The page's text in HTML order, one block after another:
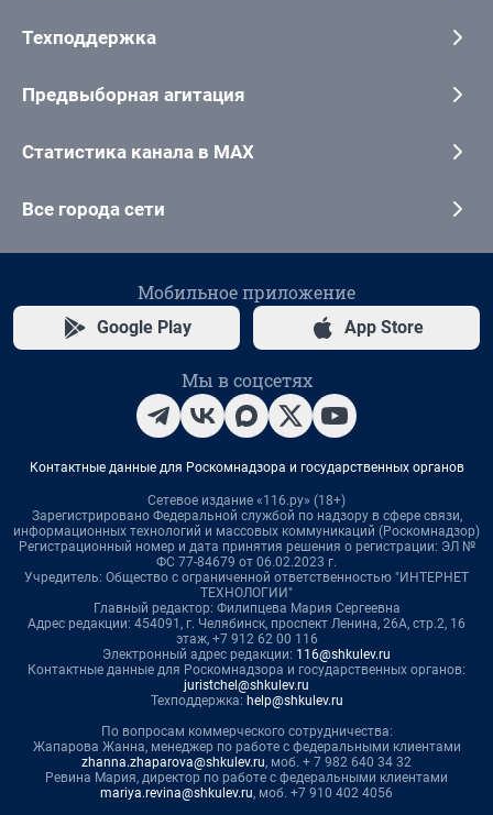
Техподдержка
Предвыборная агитация
Статистика канала в MAX
Все города сети
Мобильное приложение
Google Play App Store
Мы в соцсетях
Контактные данные для Роскомнадзора и государственных органов
Сетевое издание «116.ру» (18+)
Зарегистрировано Федеральной службой по надзору в сфере связи,
информационных технологий и массовых коммуникаций (Роскомнадзор)
Регистрационный номер и дата принятия решения о регистрации: ЭЛ №
ФС 77-84679 от 06.02.2023 г.
Учредитель: Общество с ограниченной ответственностью "ИНТЕРНЕТ
ТЕХНОЛОГИИ"
Главный редактор: Филипцева Мария Сергеевна
Адрес редакции: 454091, г. Челябинск, проспект Ленина, 26А, стр.2, 16
этаж, +7 912 62 00 116
Электронный адрес редакции: 116@shkulev.ru
Контактные данные для Роскомнадзора и государственных органов:
juristchel@shkulev.ru
Техподдержка: help@shkulev.ru
По вопросам коммерческого сотрудничества:
Жапарова Жанна, менеджер по работе с федеральными клиентами
zhanna.zhaparova@shkulev.ru, моб. + 7 982 640 34 32
Ревина Мария, директор по работе с федеральными клиентами
mariya.revina@shkulev.ru, моб. +7 910 402 4056